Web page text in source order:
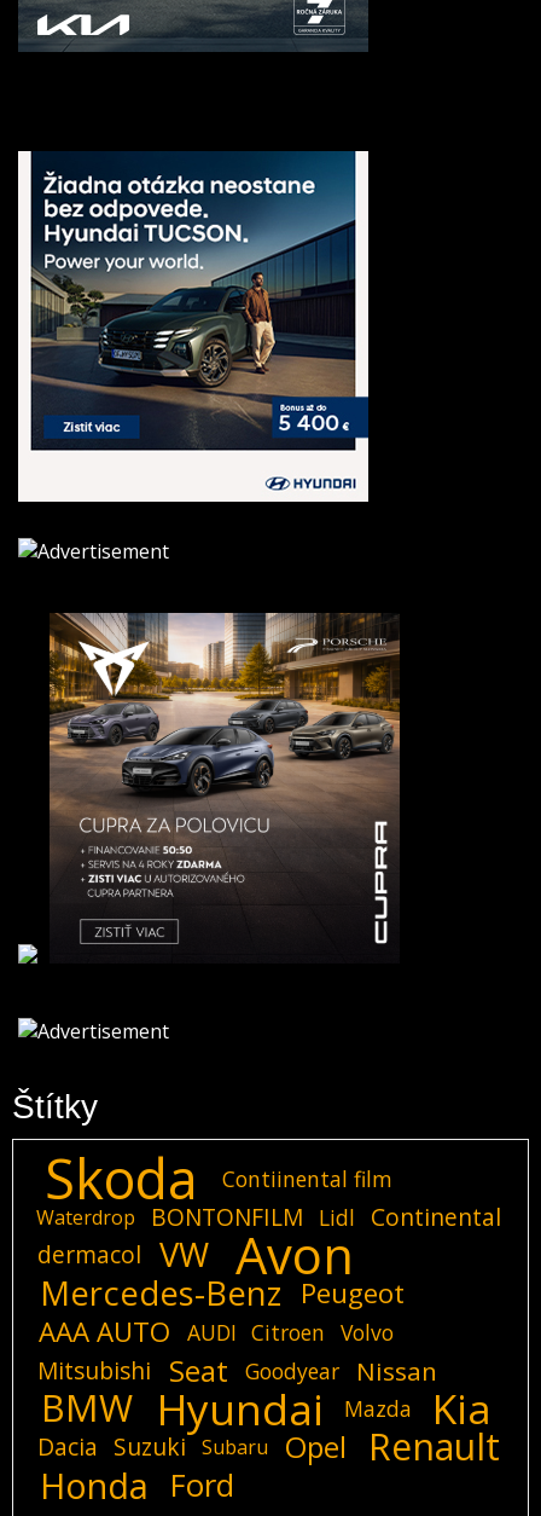
Štítky
Skoda Contiinental film
Waterdrop BONTONFILM Lidl
Continental
dermacol
VW Avon
Mercedes-Benz
Peugeot
AAA AUTO
AUDI Citroen Volvo
Mitsubishi Seat Goodyear Nissan
BMW Hyundai Mazda Kia
Dacia Suzuki Subaru Opel Renault
Honda Ford